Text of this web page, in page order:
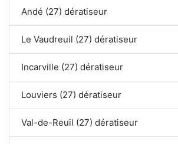
Andé (27) dératiseur
Le Vaudreuil (27) dératiseur
Incarville (27) dératiseur
Louviers (27) dératiseur
Val-de-Reuil (27) dératiseur